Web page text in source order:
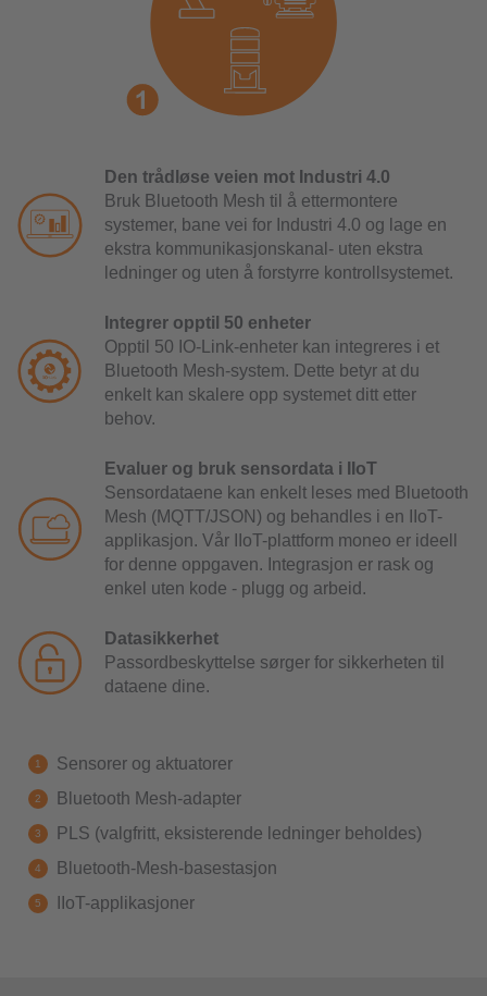
Den trådløse veien mot Industri 4.0
Bruk Bluetooth Mesh til å ettermontere
systemer, bane vei for Industri 4.0 og lage en
ekstra kommunikasjonskanal- uten ekstra
ledninger og uten å forstyrre kontrollsystemet.
Integrer opptil 50 enheter
Opptil 50 IO-Link-enheter kan integreres i et
Bluetooth Mesh-system. Dette betyr at du
enkelt kan skalere opp systemet ditt etter
behov.
Evaluer og bruk sensordata i IIoT
Sensordataene kan enkelt leses med Bluetooth
Mesh (MQTT/JSON) og behandles i en IIoT-
applikasjon. Vår IIoT-plattform moneo er ideell
for denne oppgaven. Integrasjon er rask og
enkel uten kode - plugg og arbeid.
Datasikkerhet
Passordbeskyttelse sørger for sikkerheten til
dataene dine.
Sensorer og aktuatorer
Bluetooth Mesh-adapter
PLS (valgfritt, eksisterende ledninger beholdes)
Bluetooth-Mesh-basestasjon
IIoT-applikasjoner